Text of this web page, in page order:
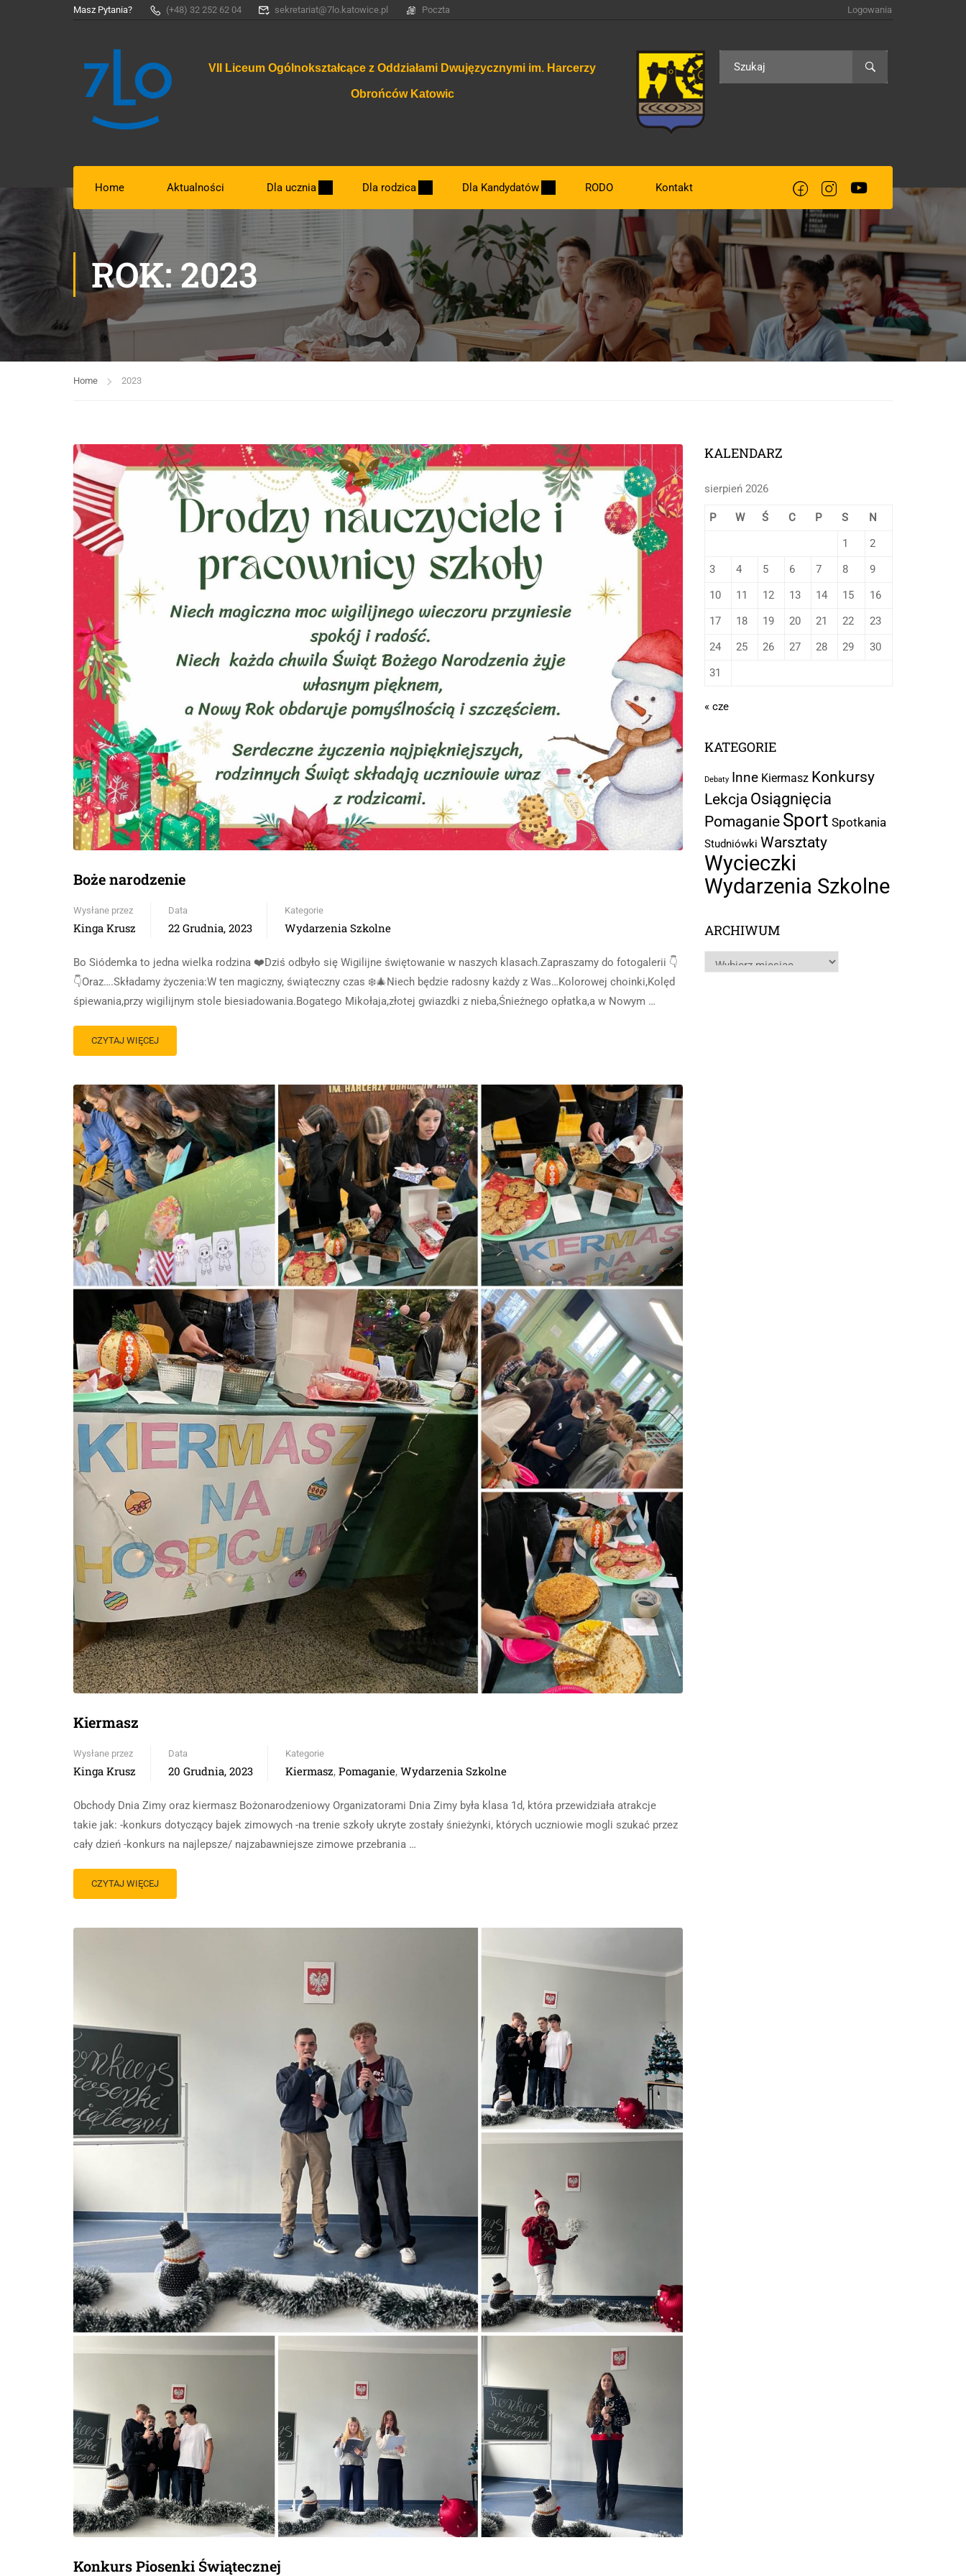
Masz Pytania? (+48) 32 252 62 04 sekretariat@7lo.katowice.pl Poczta Logowania
VII Liceum Ogólnokształcące z Oddziałami Dwujęzycznymi im. Harcerzy
Obrońców Katowic
Home Aktualności Dla ucznia Dla rodzica Dla Kandydatów
Dzień otwarty.
Nowe klasy 2026/2027
Najważniejsze terminy związane z rekrutacją
Zasady rekrutacji
Sprawdzian kompetencji językowych
Test sprawnościowy do klasy usportowionej
Wykaz podręczników do klas pierwszych
RODO Kontakt
ROK: 2023
Home 2023
Boże narodzenie
Wysłane przez
Kinga Krusz
Data
22 Grudnia, 2023
Kategorie
Wydarzenia Szkolne
Bo Siódemka to jedna wielka rodzina ❤️Dziś odbyło się Wigilijne świętowanie w naszych klasach.Zapraszamy do fotogalerii 👇
👇Oraz….Składamy życzenia:W ten magiczny, świąteczny czas ❄️🎄Niech będzie radosny każdy z Was…Kolorowej choinki,Kolęd
śpiewania,przy wigilijnym stole biesiadowania.Bogatego Mikołaja,złotej gwiazdki z nieba,Śnieżnego opłatka,a w Nowym …
CZYTAJ WIĘCEJ
Kiermasz
Wysłane przez
Kinga Krusz
Data
20 Grudnia, 2023
Kategorie
Kiermasz, Pomaganie, Wydarzenia Szkolne
Obchody Dnia Zimy oraz kiermasz Bożonarodzeniowy Organizatorami Dnia Zimy była klasa 1d, która przewidziała atrakcje
takie jak: -konkurs dotyczący bajek zimowych -na trenie szkoły ukryte zostały śnieżynki, których uczniowie mogli szukać przez
cały dzień -konkurs na najlepsze/ najzabawniejsze zimowe przebrania …
CZYTAJ WIĘCEJ
Konkurs Piosenki Świątecznej
KALENDARZ
sierpień 2026
P W Ś C P S
N
1
2
3
4 5 6 7 8
9
10
11 12 13 14 15
16
17
18 19 20 21 22
23
24
25 26 27 28 29
30
31
« cze
KATEGORIE
Debaty Inne Kiermasz Konkursy
Lekcja Osiągnięcia
Pomaganie Sport Spotkania
Studniówki Warsztaty
Wycieczki
Wydarzenia Szkolne
ARCHIWUM